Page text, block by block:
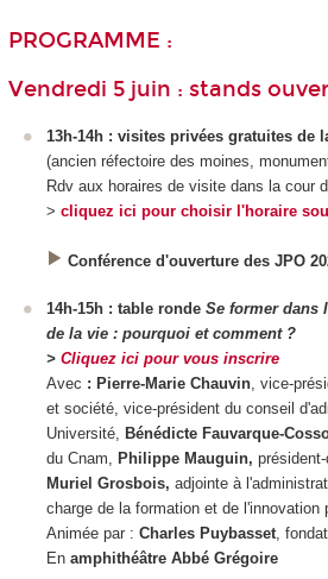
PROGRAMME :
Vendredi 5 juin : stands
13h-14h : visites privées gratuites de
(ancien réfectoire des moines,
Rdv aux horaires de visite dans la cour
> cliquez ici pour choisir l'horaire
Conférence d'ouverture des JPO
14h-15h : table ronde Se former dans
de la vie : pourquoi et comment ?
> Cliquez ici pour vous inscrire
Avec : Pierre-Marie Chauvin, vice-
et société, vice-président du conseil
Université, Bénédicte Fauvarque-
du Cnam, Philippe Mauguin,
Muriel Grosbois, adjointe à
charge de la formation et de l'innovation
Animée par : Charles Puybasset,
En amphithéâtre Abbé Grégoire